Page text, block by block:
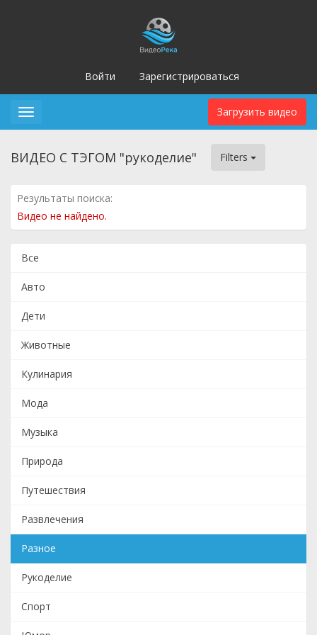
Войти Зарегистрироваться
Загрузить видео
Toggle
ВИДЕО С ТЭГОМ "рукоделие" Filters
Результаты поиска:
Видео не найдено.
Все
Авто
Дети
Животные
Кулинария
Мода
Музыка
Природа
Путешествия
Развлечения
Разное
Рукоделие
Спорт